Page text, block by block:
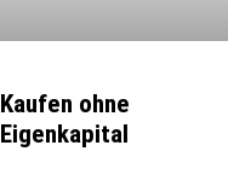
Kaufen ohne
Eigenkapital